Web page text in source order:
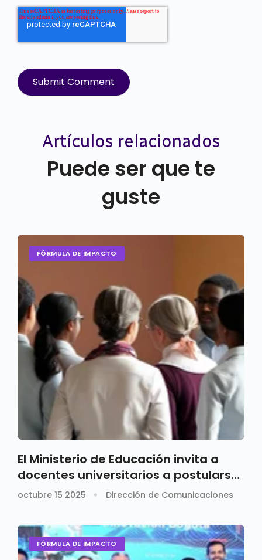
Artículos relacionados
Puede ser que te
guste
FÓRMULA DE IMPACTO
El Ministerio de Educación invita a
docentes universitarios a postularse
como pares académicos del CNA
octubre 15 2025 Dirección de Comunicaciones
FÓRMULA DE IMPACTO